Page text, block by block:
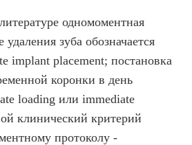
одномоментная
зуба обозначается
implant placement; постановка
коронки в день
loading или immediate
клинический критерий
протоколу -